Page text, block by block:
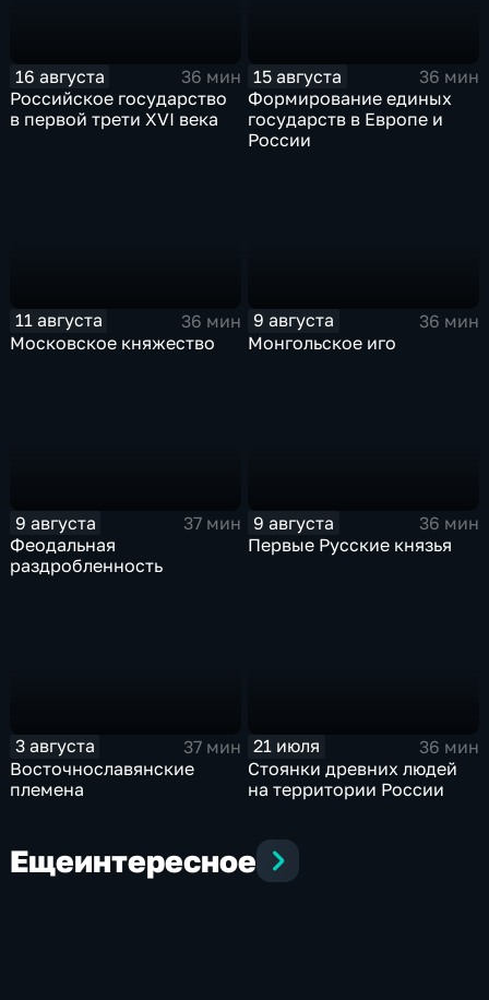
16 августа
36 мин
Российское государство
в первой трети XVI века
15 августа
36 мин
Формирование единых
государств в Европе и
России
11 августа
36 мин
Московское княжество
9 августа
36 мин
Монгольское иго
9 августа
37 мин
Феодальная
раздробленность
9 августа
36 мин
Первые Русские князья
3 августа
37 мин
Восточнославянские
племена
21 июля
36 мин
Стоянки древних людей
на территории России
Ещеинтересное